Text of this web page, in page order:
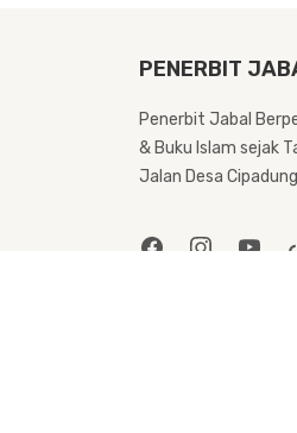
PENERBIT
Penerbit Jabal
& Buku Islam sejak
Jalan Desa